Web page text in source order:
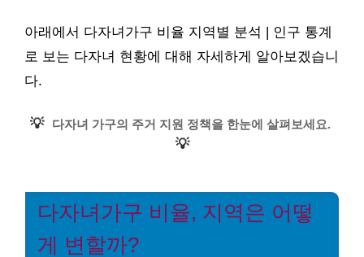
아래에서 다자녀가구 비율 지역별 분석 | 인구 통계
로 보는 다자녀 현황에 대해 자세하게 알아보겠습니
다.
💡 다자녀 가구의 주거 지원 정책을 한눈에 살펴보세요.
💡
다자녀가구 비율, 지역은 어떻
게 변할까?